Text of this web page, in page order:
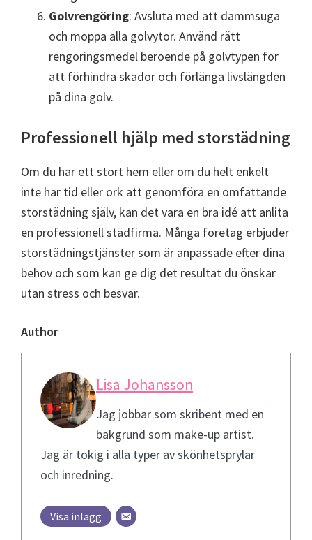
Golvrengöring: Avsluta med att dammsuga
och moppa alla golvytor. Använd rätt
rengöringsmedel beroende på golvtypen för
att förhindra skador och förlänga livslängden
på dina golv.
Professionell hjälp med storstädning
Om du har ett stort hem eller om du helt enkelt
inte har tid eller ork att genomföra en omfattande
storstädning själv, kan det vara en bra idé att anlita
en professionell städfirma. Många företag erbjuder
storstädningstjänster som är anpassade efter dina
behov och som kan ge dig det resultat du önskar
utan stress och besvär.
Author
Lisa Johansson
Jag jobbar som skribent med en
bakgrund som make-up artist.
Jag är tokig i alla typer av skönhetsprylar
och inredning.
Visa inlägg